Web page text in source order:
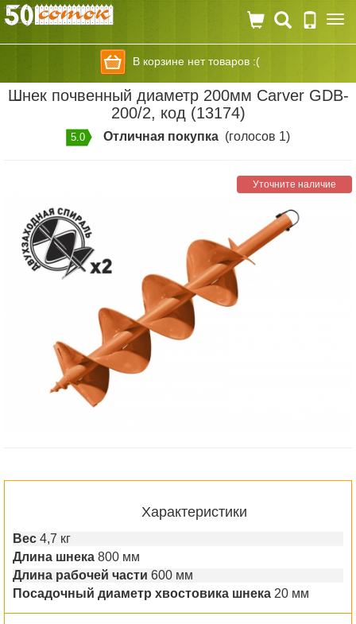
В корзине нет товаров :(
Шнек почвенный диаметр 200мм Carver GDB-
200/2, код (13174)
5.0 Отличная покупка (голосов 1)
Уточните наличие
Характеристики
Вес 4,7 кг
Длина шнека 800 мм
Длина рабочей части 600 мм
Посадочный диаметр хвостовика шнека 20 мм